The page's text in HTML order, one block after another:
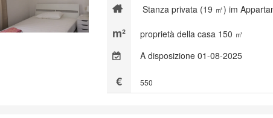
Stanza privata (19 ㎡) im
proprietà della casa 150 ㎡
A disposizione 01-08-2025
550